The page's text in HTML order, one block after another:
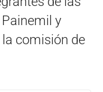
y
la comisión de